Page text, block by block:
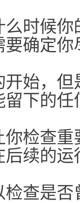
时候
确定
始，
下的
检查
后续的
检查是否